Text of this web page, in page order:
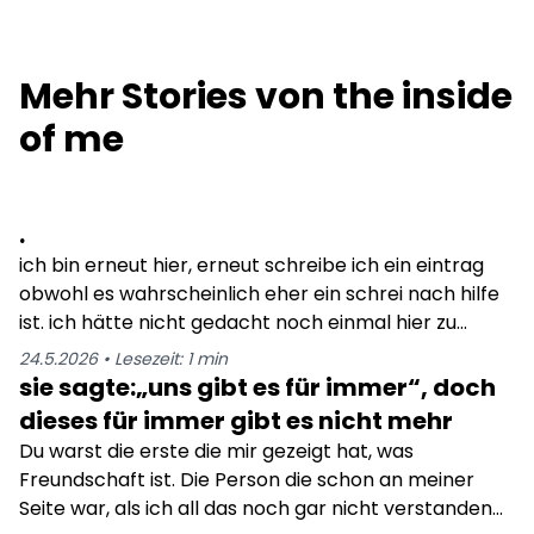
Mehr Stories von the inside
of me
.
ich bin erneut hier, erneut schreibe ich ein eintrag
obwohl es wahrscheinlich eher ein schrei nach hilfe
ist. ich hätte nicht gedacht noch einmal hier zu
schreiben, ich dachte zu diesem zeitpunkt hätte ich
es endlich geschafft und wäre erlöst. doch wie man
merkt, ich bin immernoch hier. immernoch mit dem
selben schmerz und immernoch mit dem
sehnlichsten wunsch zu sterben. ich kann nicht
mehr, es zerreißt mich in alle einzelteile. es tötet
mich von innen, solange bis es mich komplett
24.5.2026• Lesezeit: 1min
sie sagte:„uns gibt es für immer“, doch
dieses für immer gibt es nicht mehr
Du warst die erste die mir gezeigt hat, was
Freundschaft ist. Die Person die schon an meiner
Seite war, als ich all das noch gar nicht verstanden